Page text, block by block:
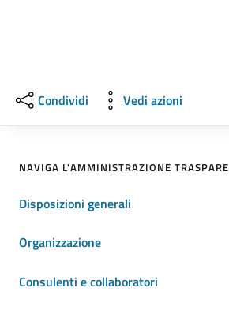
Condividi Vedi azioni
NAVIGA L'AMMINISTRAZIONE
Disposizioni generali
Organizzazione
Consulenti e collaboratori